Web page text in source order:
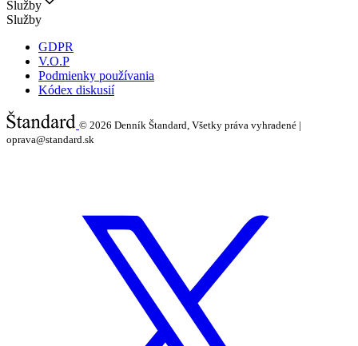
Služby
Služby
GDPR
V.O.P
Podmienky používania
Kódex diskusií
© 2026 Denník Štandard, Všetky práva vyhradené |
oprava@standard.sk